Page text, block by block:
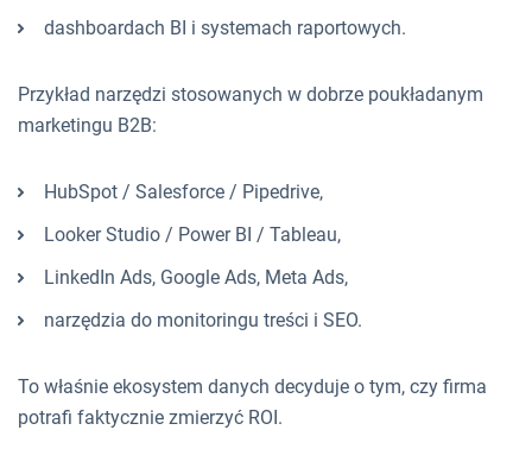
dashboardach BI i systemach raportowych.
Przykład narzędzi stosowanych w dobrze poukładanym
marketingu B2B:
HubSpot / Salesforce / Pipedrive,
Looker Studio / Power BI / Tableau,
LinkedIn Ads, Google Ads, Meta Ads,
narzędzia do monitoringu treści i SEO.
To właśnie ekosystem danych decyduje o tym, czy firma
potrafi faktycznie zmierzyć ROI.